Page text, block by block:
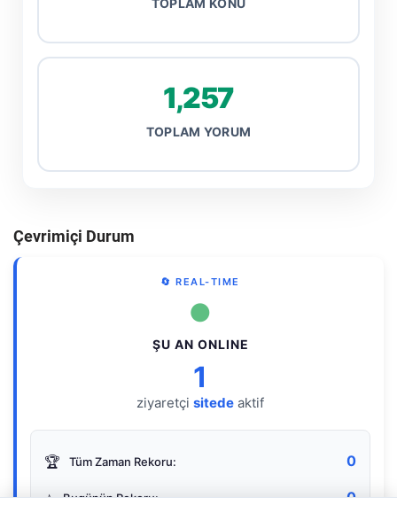
TOPLAM KONU
1,257
TOPLAM YORUM
Çevrimiçi Durum
🔄 REAL-TIME
●
ŞU AN ONLINE
1
ziyaretçi sitede aktif
🏆 Tüm Zaman Rekoru: 0
⭐ Bugünün Rekoru: 0